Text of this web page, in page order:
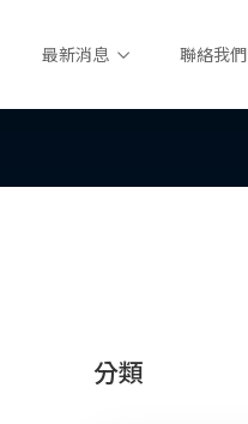
最新消息 聯絡我們
分類